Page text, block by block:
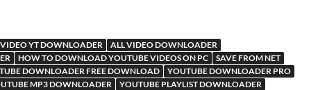
YT DOWNLOADER
ALL VIDEO DOWNLOADER
HOW TO DOWNLOAD YOUTUBE VIDEOS ON PC
SAVE FROM NET
DOWNLOADER FREE DOWNLOAD
YOUTUBE DOWNLOADER PRO
MP3 DOWNLOADER
YOUTUBE PLAYLIST DOWNLOADER